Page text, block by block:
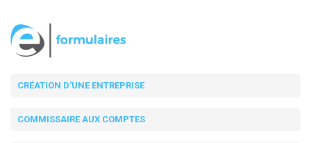
CRÉATION D'UNE ENTREPRISE
COMMISSAIRE AUX COMPTES